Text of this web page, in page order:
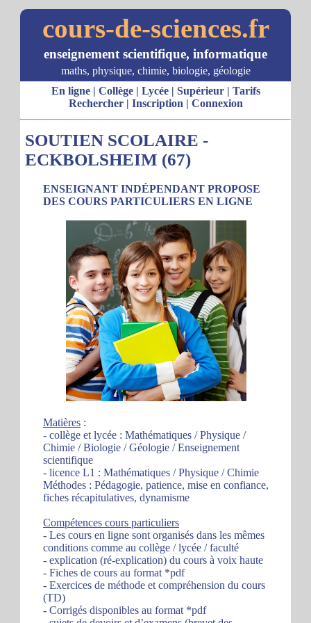
cours-de-sciences.fr
enseignement scientifique, informatique
maths, physique, chimie, biologie, géologie
En ligne| Collège| Lycée| Supérieur| Tarifs
Rechercher| Inscription | Connexion
SOUTIEN SCOLAIRE -
ECKBOLSHEIM (67)
ENSEIGNANT INDÉPENDANT PROPOSE
DES COURS PARTICULIERS EN LIGNE
Matières :
- collège et lycée : Mathématiques / Physique /
Chimie / Biologie / Géologie / Enseignement
scientifique
- licence L1 : Mathématiques / Physique / Chimie
Méthodes : Pédagogie, patience, mise en confiance,
fiches récapitulatives, dynamisme
Compétences cours particuliers
- Les cours en ligne sont organisés dans les mêmes
conditions comme au collège / lycée / faculté
- explication (ré-explication) du cours à voix haute
- Fiches de cours au format *pdf
- Exercices de méthode et compréhension du cours
(TD)
- Corrigés disponibles au format *pdf